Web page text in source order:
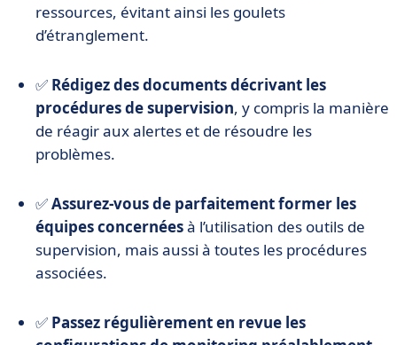
ressources, évitant ainsi les goulets
d’étranglement.
✅ Rédigez des documents décrivant les
procédures de supervision, y compris la manière
de réagir aux alertes et de résoudre les
problèmes.
✅Assurez-vous de parfaitement former les
équipes concernéesà l’utilisation des outils de
supervision, mais aussi à toutes les procédures
associées.
✅ Passez régulièrement en revue les